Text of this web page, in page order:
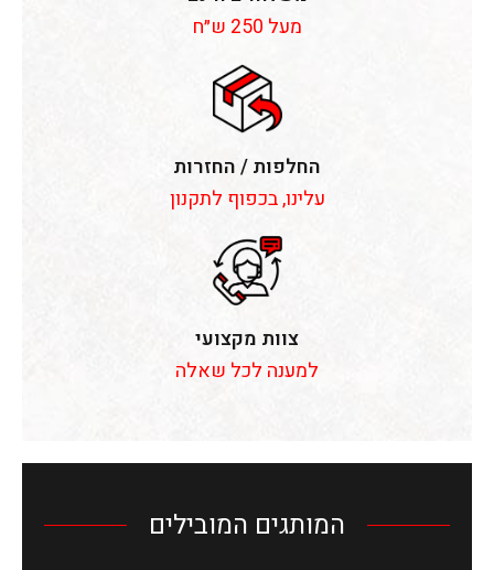
מעל 250 ש״ח
החלפות / החזרות
עלינו, בכפוף לתקנון
צוות מקצועי
למענה לכל שאלה
המותגים המובילים